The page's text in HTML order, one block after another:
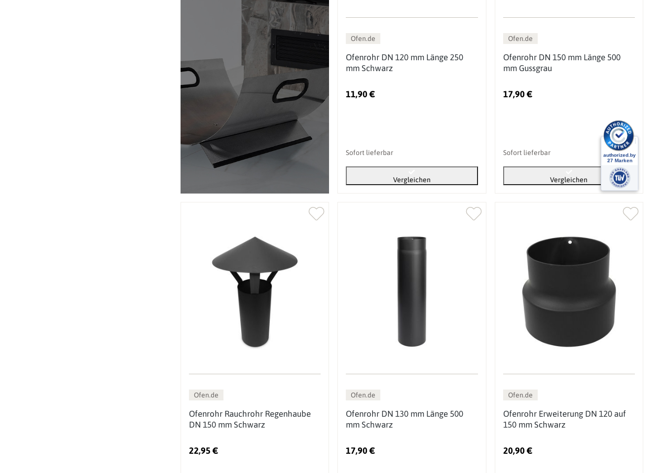
Ofen.de
Ofenrohr DN 120 mm Länge 250
mm Schwarz
11,90 €
Sofort lieferbar
Vergleichen
Ofen.de
Ofenrohr DN 150 mm Länge 500
mm Gussgrau
17,90 €
Sofort lieferbar
Vergleichen
Ofen.de
Ofenrohr Rauchrohr Regenhaube
DN 150 mm Schwarz
22,95 €
Ofen.de
Ofenrohr DN 130 mm Länge 500
mm Schwarz
17,90 €
Ofen.de
Ofenrohr Erweiterung DN 120 auf
150 mm Schwarz
20,90 €